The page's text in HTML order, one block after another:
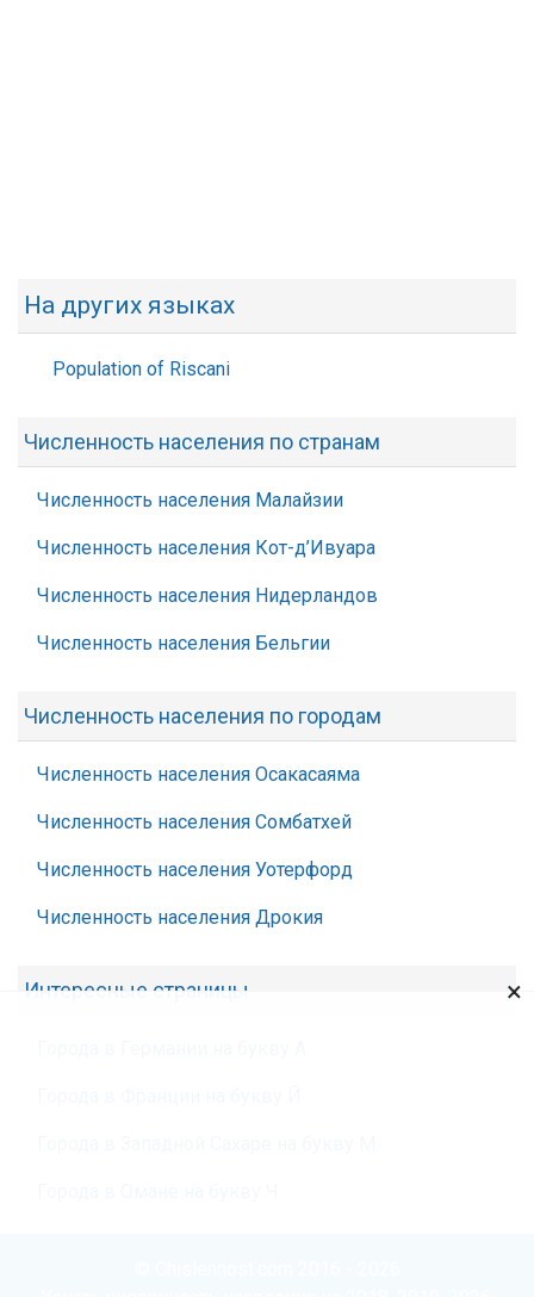
На других языках
Population of Riscani
Численность населения по странам
Численность населения Малайзии
Численность населения Кот-д’Ивуара
Численность населения Нидерландов
Численность населения Бельгии
Численность населения по городам
Численность населения Осакасаяма
Численность населения Сомбатхей
Численность населения Уотерфорд
Численность населения Дрокия
Интересные страницы ×